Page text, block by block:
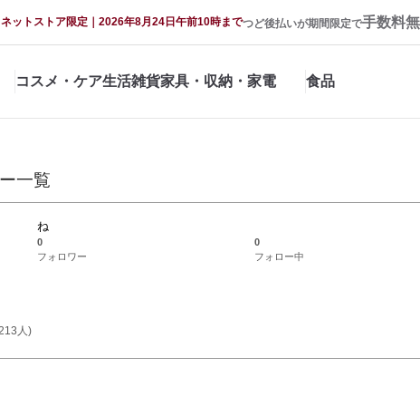
ネットストア限定｜2026年8月24日午前10時までつど後払いが期間限定で手数料
コスメ・ケア生活雑貨家具・収納・家電 食品
一覧
ね
0
0
フォロワー
フォロー中
人)